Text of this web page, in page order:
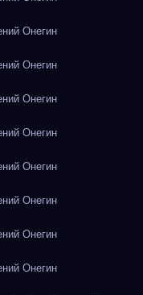
Онегин
Онегин
Онегин
Онегин
Онегин
Онегин
Онегин
Онегин